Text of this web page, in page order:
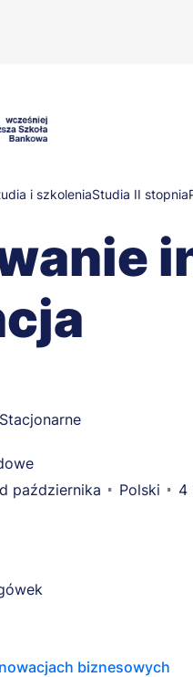
i szkoleniaStudia II stopnia
Stacjonarne
października Polski 4
biznesowych